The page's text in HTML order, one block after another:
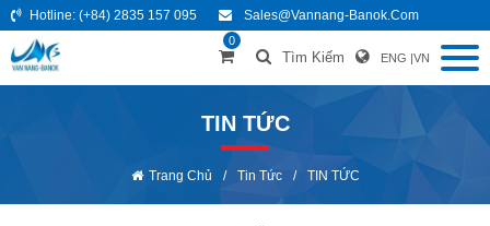
Hotline: (+84) 2835 157 095 Sales@vannang-Banok.com
0
Tìm Kiếm ENG |VN
TIN TỨC
Trang Chủ / Tin Tức / TIN TỨC